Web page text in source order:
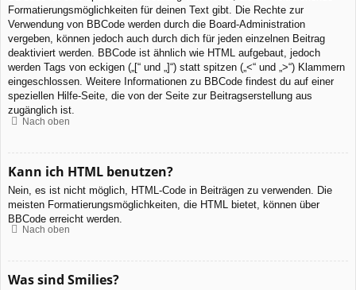
Formatierungsmöglichkeiten für deinen Text gibt. Die Rechte zur
Verwendung von BBCode werden durch die Board-Administration
vergeben, können jedoch auch durch dich für jeden einzelnen Beitrag
deaktiviert werden. BBCode ist ähnlich wie HTML aufgebaut, jedoch
werden Tags von eckigen („[“ und „]“) statt spitzen („<“ und „>“) Klammern
eingeschlossen. Weitere Informationen zu BBCode findest du auf einer
speziellen Hilfe-Seite, die von der Seite zur Beitragserstellung aus
zugänglich ist.
Nach oben
Kann ich HTML benutzen?
Nein, es ist nicht möglich, HTML-Code in Beiträgen zu verwenden. Die
meisten Formatierungsmöglichkeiten, die HTML bietet, können über
BBCode erreicht werden.
Nach oben
Was sind Smilies?